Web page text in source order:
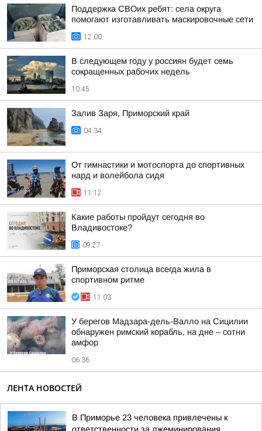
Поддержка СВОих ребят: села округа
помогают изготавливать маскировочные сети
12:00
В следующем году у россиян будет семь
сокращенных рабочих недель
10:45
Залив Заря, Приморский край
04:34
От гимнастики и мотоспорта до спортивных
нард и волейбола сидя
11:12
Какие работы пройдут сегодня во
Владивостоке?
09:27
Приморская столица всегда жила в
спортивном ритме
11:03
У берегов Мадзара-дель-Валло на Сицилии
обнаружен римский корабль, на дне – сотни
амфор
06:36
ЛЕНТА НОВОСТЕЙ
В Приморье 23 человека привлечены к